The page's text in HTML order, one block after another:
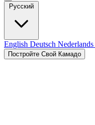
Русский
English Deutsch Nederlands
Постройте Свой Камадо